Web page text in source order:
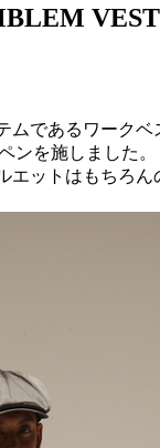
VEST
であるワーク
ンを施しました。
エットはもちろ